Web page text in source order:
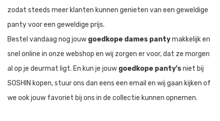
zodat steeds meer klanten kunnen genieten van een geweldige
panty voor een geweldige prijs.
Bestel vandaag nog jouw goedkope dames pantymakkelijk en
snel online in onze webshop en wij zorgen er voor, dat ze morgen
al op je deurmat ligt. En kun je jouw goedkope panty'sniet bij
SOSHIN kopen, stuur ons dan eens een email en wij gaan kijken of
we ook jouw favoriet bij ons in de collectie kunnen opnemen.